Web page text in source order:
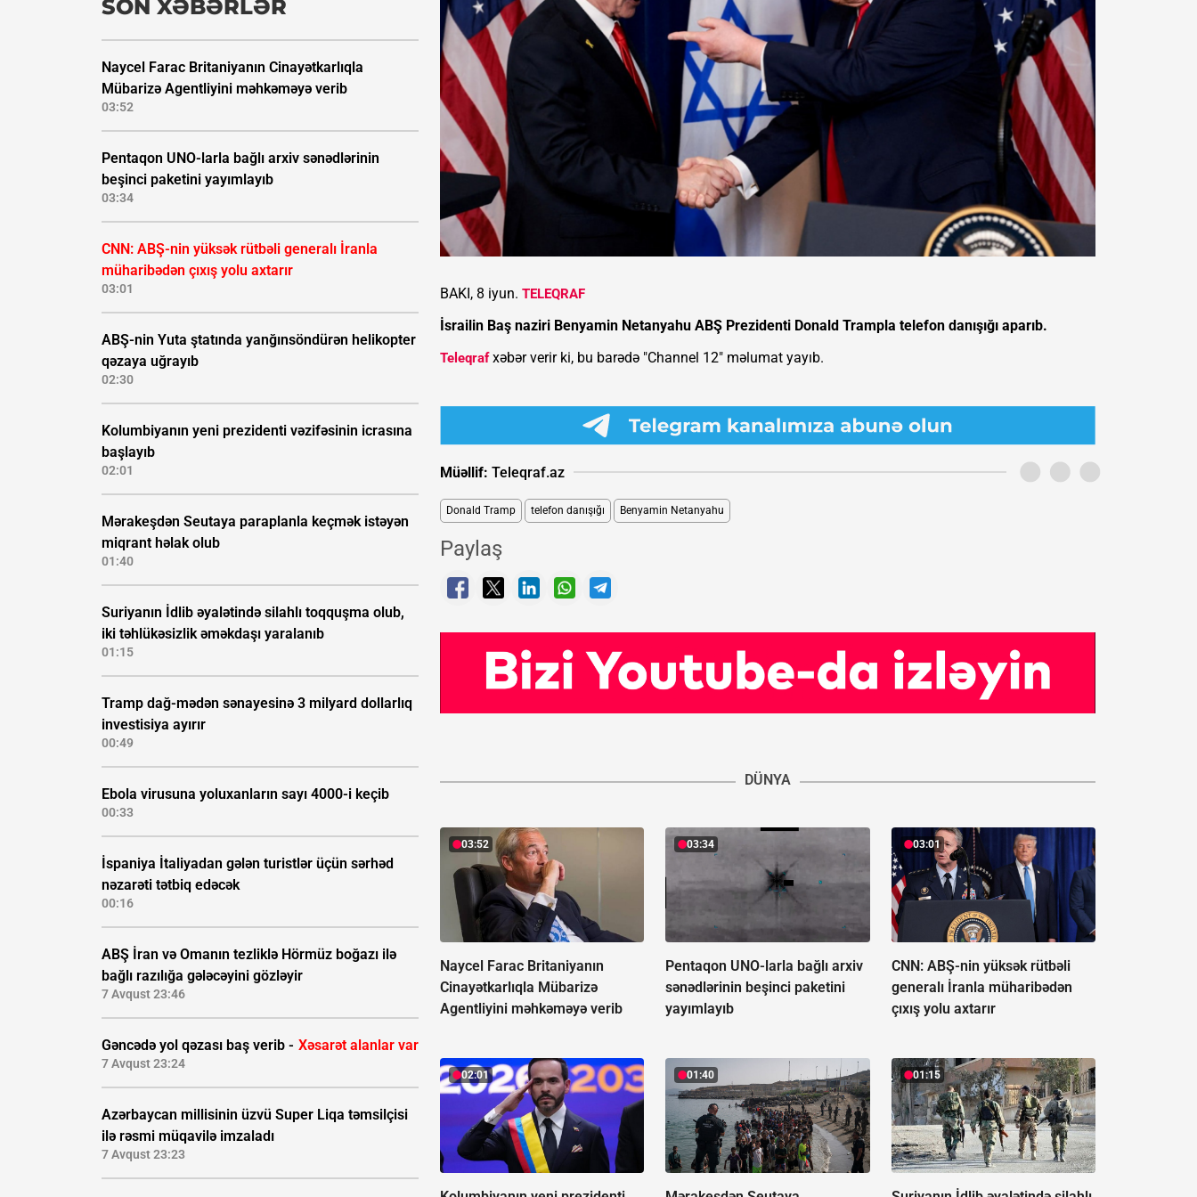
SON XƏBƏRLƏR
Naycel Farac Britaniyanın Cinayətkarlıqla
Mübarizə Agentliyini məhkəməyə verib
03:52
Pentaqon UNO-larla bağlı arxiv sənədlərinin
beşinci paketini yayımlayıb
03:34
CNN: ABŞ-nin yüksək rütbəli generalı İranla
müharibədən çıxış yolu axtarır
03:01
ABŞ-nin Yuta ştatında yanğınsöndürən helikopter
qəzaya uğrayıb
02:30
Kolumbiyanın yeni prezidenti vəzifəsinin icrasına
başlayıb
02:01
Mərakeşdən Seutaya paraplanla keçmək istəyən
miqrant həlak olub
01:40
Suriyanın İdlib əyalətində silahlı toqquşma olub,
iki təhlükəsizlik əməkdaşı yaralanıb
01:15
Tramp dağ-mədən sənayesinə 3 milyard dollarlıq
investisiya ayırır
00:49
Ebola virusuna yoluxanların sayı 4000-i keçib
00:33
İspaniya İtaliyadan gələn turistlər üçün sərhəd
nəzarəti tətbiq edəcək
00:16
ABŞ İran və Omanın tezliklə Hörmüz boğazı ilə
bağlı razılığa gələcəyini gözləyir
7 Avqust 23:46
Gəncədə yol qəzası baş verib - Xəsarət alanlar var
7 Avqust 23:24
Azərbaycan millisinin üzvü Super Liqa təmsilçisi
ilə rəsmi müqavilə imzaladı
7 Avqust 23:23
BAKI, 8 iyun. TELEQRAF
İsrailin Baş naziri Benyamin Netanyahu ABŞ Prezidenti Donald Trampla telefon danışığı aparıb.
Teleqrafxəbər verir ki, bu barədə "Channel 12" məlumat yayıb.
Müəllif: Teleqraf.az
Donald Tramp telefon danışığı Benyamin Netanyahu
Paylaş
DÜNYA
03:52
Naycel Farac Britaniyanın
Cinayətkarlıqla Mübarizə
Agentliyini məhkəməyə verib
03:34
Pentaqon UNO-larla bağlı arxiv
sənədlərinin beşinci paketini
yayımlayıb
03:01
CNN: ABŞ-nin yüksək rütbəli
generalı İranla müharibədən
çıxış yolu axtarır
02:01 01:40 01:15